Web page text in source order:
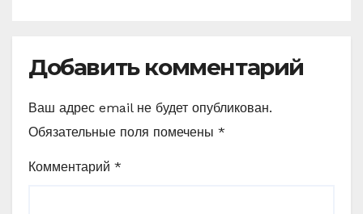
Добавить комментарий
Ваш адрес email не будет опубликован.
Обязательные поля помечены *
Комментарий *